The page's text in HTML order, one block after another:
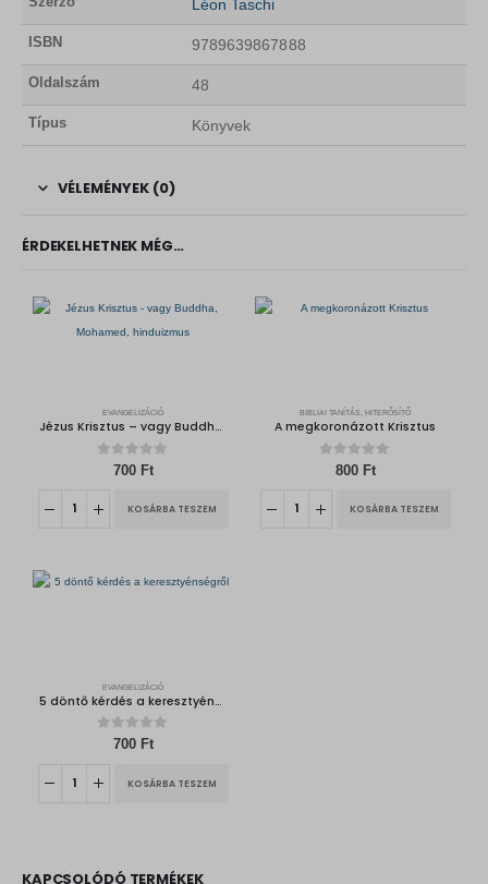
Léon Taschi
ISBN 9789639867888
Oldalszám 48
Típus Könyvek
VÉLEMÉNYEK (0)
ÉRDEKELHETNEK MÉG…
EVANGELIZÁCIÓ
Jézus Krisztus – vagy Buddha, Mohamed, hinduizmus
out of 5
700 Ft
KOSÁRBA TESZEM
BIBLIAI TANÍTÁS, HITERŐSÍTŐ
A megkoronázott Krisztus
out of 5
800 Ft
KOSÁRBA TESZEM
EVANGELIZÁCIÓ
5 döntő kérdés a keresztyénségről
out of 5
700 Ft
KOSÁRBA TESZEM
KAPCSOLÓDÓ TERMÉKEK